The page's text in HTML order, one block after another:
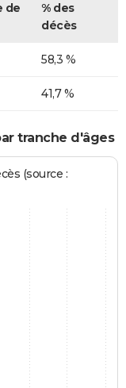
de
% des
décès
58,3 %
41,7 %
tranche d'âges
(source :